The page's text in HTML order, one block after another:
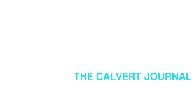
THE CALVERT JOURNAL